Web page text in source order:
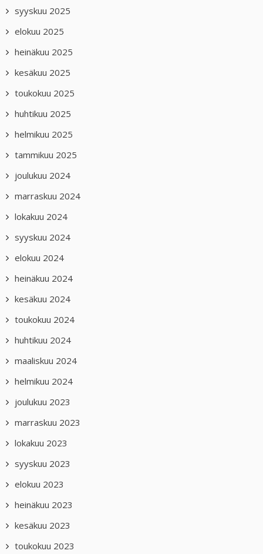
syyskuu 2025
elokuu 2025
heinäkuu 2025
kesäkuu 2025
toukokuu 2025
huhtikuu 2025
helmikuu 2025
tammikuu 2025
joulukuu 2024
marraskuu 2024
lokakuu 2024
syyskuu 2024
elokuu 2024
heinäkuu 2024
kesäkuu 2024
toukokuu 2024
huhtikuu 2024
maaliskuu 2024
helmikuu 2024
joulukuu 2023
marraskuu 2023
lokakuu 2023
syyskuu 2023
elokuu 2023
heinäkuu 2023
kesäkuu 2023
toukokuu 2023